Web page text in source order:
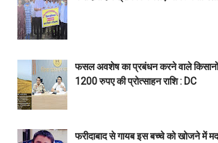
फसल अवशेष का प्रबंधन करने वाले किसानों
1200 रुपए की प्रोत्साहन राशि : DC
फरीदाबाद से गायब इस बच्चे को खोजने में